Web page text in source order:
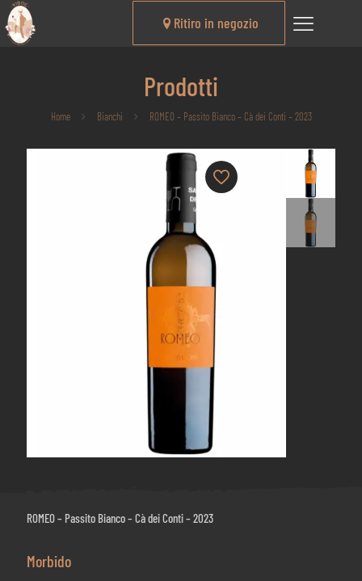
Ritiro in negozio
Prodotti
Home Bianchi ROMEO – Passito Bianco – Cà dei Conti – 2023
ROMEO – Passito Bianco – Cà dei Conti – 2023
Morbido